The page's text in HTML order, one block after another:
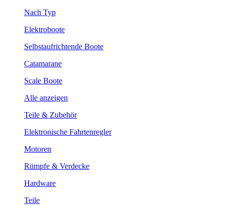
Nach Typ
Elektroboote
Selbstaufrichtende Boote
Catamarane
Scale Boote
Alle anzeigen
Teile & Zubehör
Elektronische Fahrtenregler
Motoren
Rümpfe & Verdecke
Hardware
Teile